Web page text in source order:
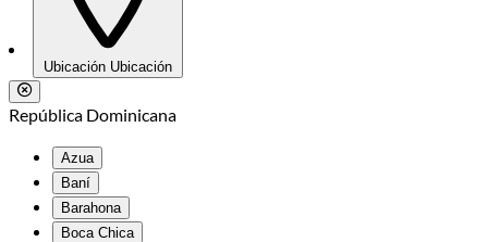
Ubicación Ubicación
República Dominicana
Azua
Baní
Barahona
Boca Chica